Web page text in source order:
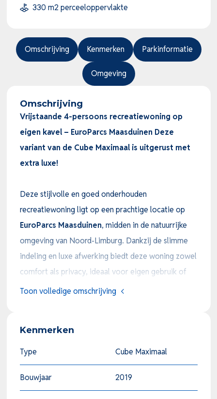
330 m2 perceeloppervlakte
Omschrijving Kenmerken Parkinformatie
Omgeving
Omschrijving
Vrijstaande 4-persoons recreatiewoning op
eigen kavel – EuroParcs Maasduinen Deze
variant van de Cube Maximaal is uitgerust met
extra luxe!
Deze stijlvolle en goed onderhouden
recreatiewoning ligt op een prachtige locatie op
EuroParcs Maasduinen, midden in de natuurrijke
omgeving van Noord-Limburg. Dankzij de slimme
indeling en luxe afwerking biedt deze woning zowel
comfort als privacy, ideaal voor eigen gebruik of
verhuur.
raampartijen, die zorgen voor een prachtig uitzicht
over de tuin. Hier vindt u een sfeervolle loungehoek
met comfortabele zitbanken, een eethoek,
airconditioning
en een moderne open keuken. De
Toon volledige omschrijving
Kenmerken
Type Cube Maximaal
Bouwjaar 2019